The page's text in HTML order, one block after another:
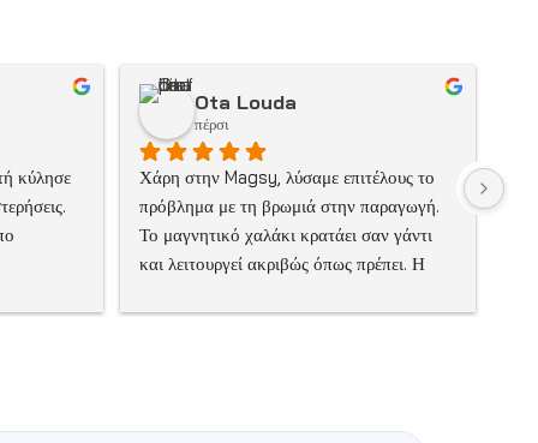
κύλησε
δύο μήνες,
Ota Louda
πέρσι
Χάρη στην Magsy, λύσαμε επιτέλους το
πρόβλημα με τη βρωμιά στην παραγωγή.
Το μαγνητικό χαλάκι κρατάει σαν γάντι
και λειτουργεί ακριβώς όπως πρέπει. Η
ικανοποιημένος.